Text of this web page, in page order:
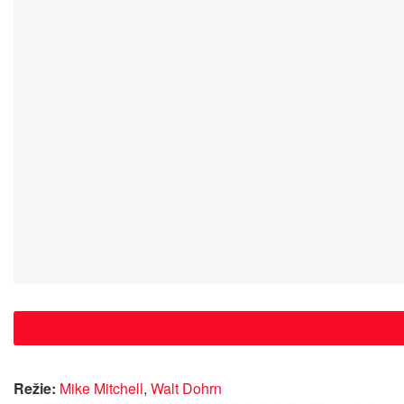
Režie: Mike Mitchell, Walt Dohrn